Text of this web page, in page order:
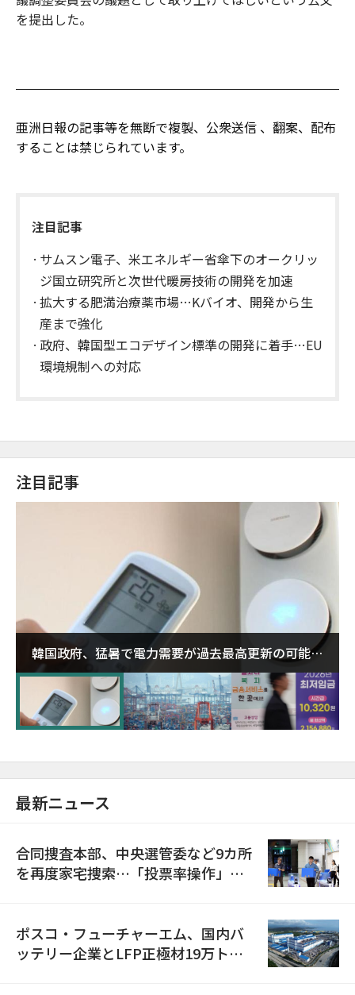
を提出した。
亜洲日報の記事等を無断で複製、公衆送信 、翻案、配布
することは禁じられています。
注目記事
サムスン電子、米エネルギー省傘下のオークリッ
ジ国立研究所と次世代暖房技術の開発を加速
拡大する肥満治療薬市場…Kバイオ、開発から生
産まで強化
政府、韓国型エコデザイン標準の開発に着手…EU
環境規制への対応
注目記事
韓国政府、猛暑で電力需要が過去最高更新の可能性
に需給対応体制を点検
最新ニュース
合同捜査本部、中央選管委など9カ所
を再度家宅捜索…「投票率操作」の
ポスコ・フューチャーエム、国内バ
ッテリー企業とLFP正極材19万トン